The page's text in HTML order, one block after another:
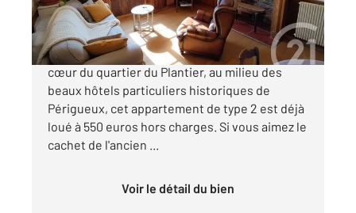
PERIGUEUX QUARTIER HISTORIQUE En plein
cœur du quartier du Plantier, au milieu des
beaux hôtels particuliers historiques de
Périgueux, cet appartement de type 2 est déjà
loué à 550 euros hors charges. Si vous aimez le
cachet de l'ancien ...
Voir le détail du bien